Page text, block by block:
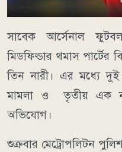
সাবেক আর্সেনাল
মিডফিল্ডার থমাস
তিন নারী। এর মধ্যে দুই
মামলা ও তৃতীয় এক
অভিযোগ।
শুক্রবার মেট্রোপলিটন